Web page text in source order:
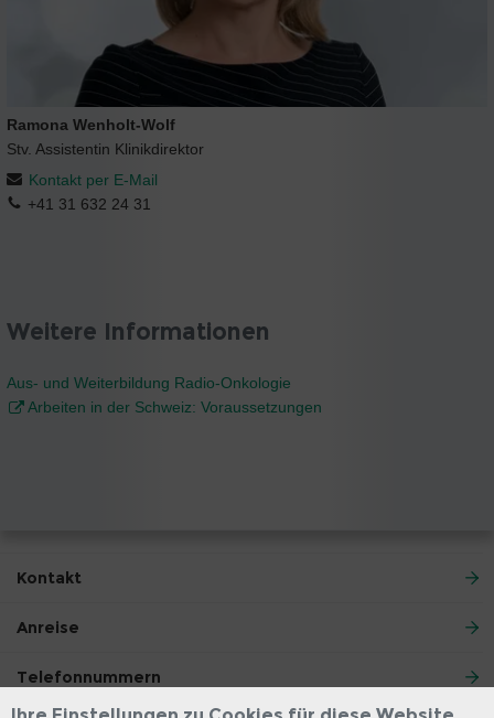
Ramona Wenholt-Wolf
Stv. Assistentin Klinikdirektor
Kontakt per E-Mail
+41 31 632 24 31
Weitere Informationen
Aus- und Weiterbildung Radio-Onkologie
Arbeiten in der Schweiz: Voraussetzungen
Kontakt
Anreise
Telefonnummern